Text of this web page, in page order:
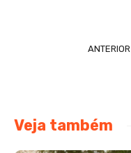
ANTERIOR
Veja também